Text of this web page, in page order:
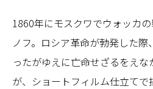
1860年にモスクワでウォッカ
ノフ。ロシア革命が勃発した
ったがゆえに亡命せざるをえ
が、ショートフィルム仕立てで